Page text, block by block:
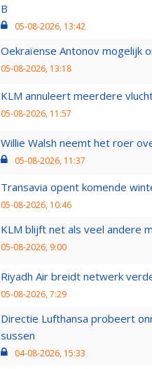
B
05-08-2026, 13:42
Oekraïense Antonov mogelijk
05-08-2026, 13:18
KLM annuleert meerdere
05-08-2026, 11:57
Willie Walsh neemt het roer
05-08-2026, 11:37
Transavia opent komende
05-08-2026, 10:46
KLM blijft net als veel andere
05-08-2026, 9:00
Riyadh Air breidt netwerk
05-08-2026, 7:29
Directie Lufthansa probeert
sussen
04-08-2026, 15:33